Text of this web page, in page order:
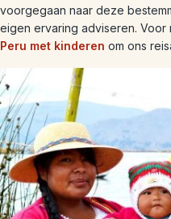
voorgegaan naar deze
eigen ervaring adviseren.
Peru met kinderen om ons